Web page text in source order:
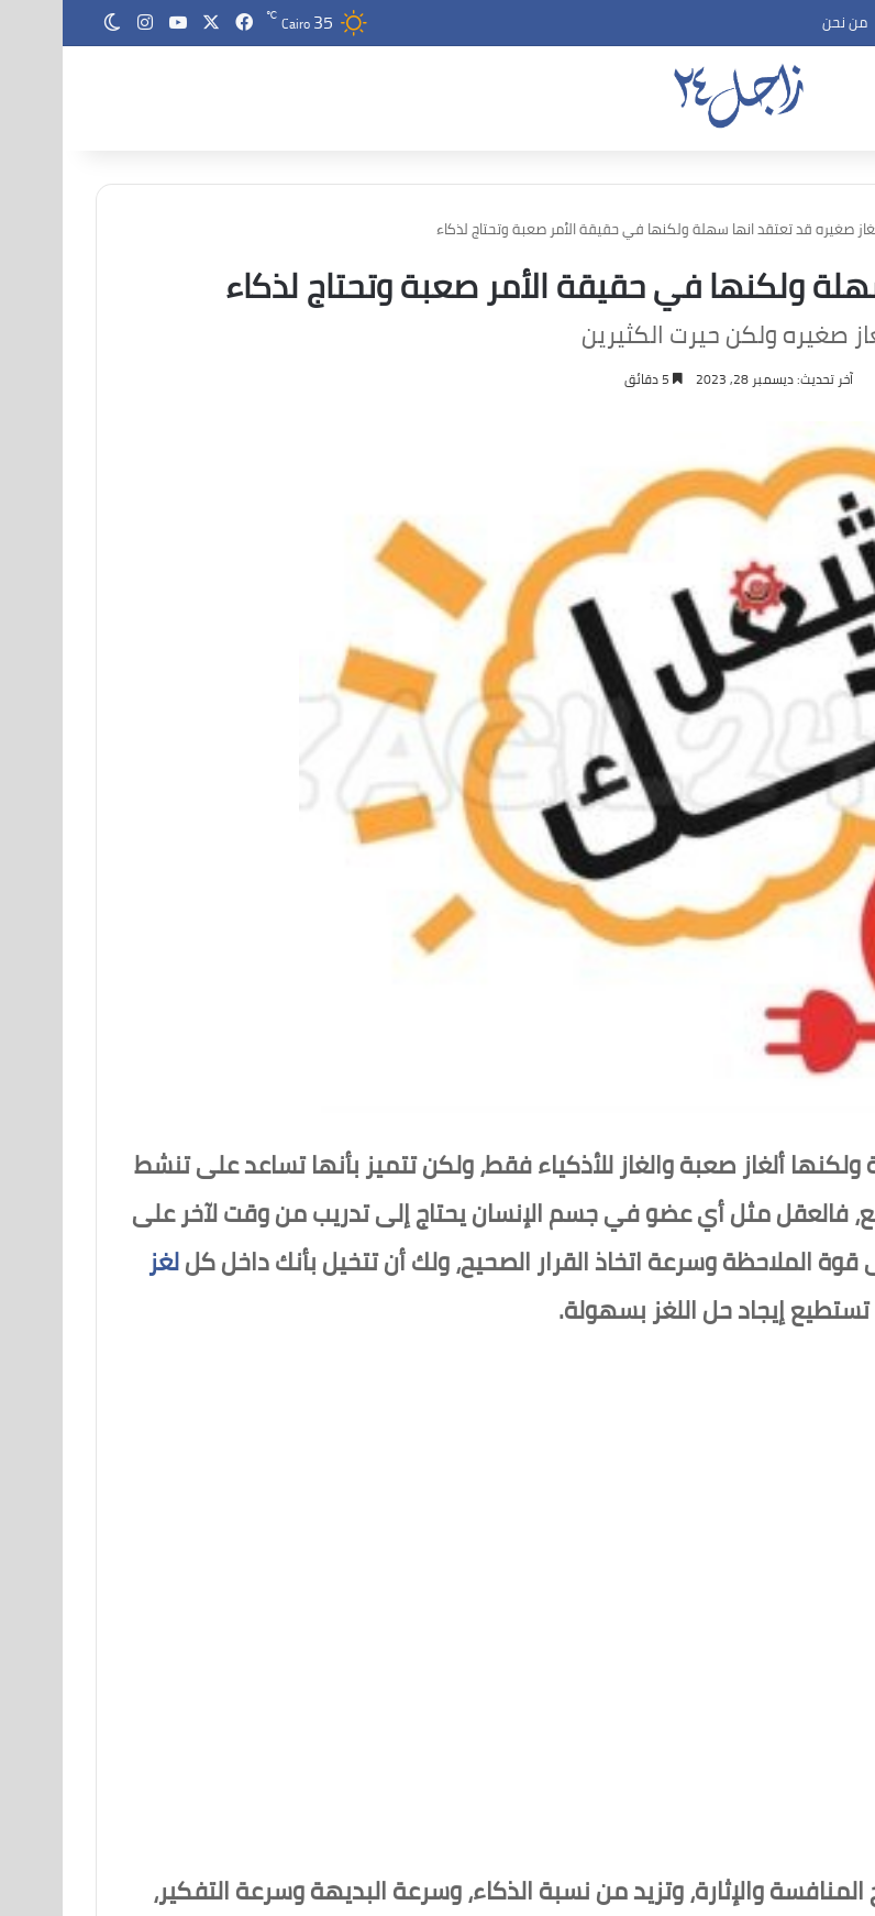
من نحن Cairo35
℃ فيسبوك ‫YouTubeانستقرام
صغيره قد تعتقد انها سهلة ولكنها في حقيقة الأمر صعبة وتحتاج لذكاء
ولكنها في حقيقة الأمر صعبة وتحتاج لذكاء
صغيره ولكن حيرت الكثيرين
آخر تحديث: ديسمبر 28, 2023
ألغاز صعبة والغاز للأذكياء فقط، ولكن تتميز بأنها تساعد على تنشط
فالعقل مثل أي عضو في جسم الإنسان يحتاج إلى تدريب من وقت لآخر على
قوة الملاحظة وسرعة اتخاذ القرار الصحيح، ولك أن تتخيل بأنك داخل كللغز
إيجاد حل اللغز بسهولة.
والإثارة، وتزيد من نسبة الذكاء، وسرعة البديهة وسرعة التفكير،